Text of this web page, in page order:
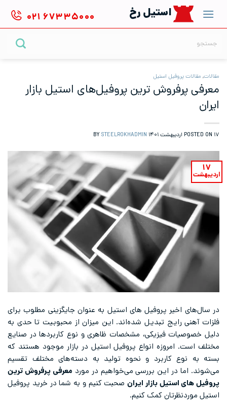
content
استیل رخ ۰۲۱ ۶۷۳۳۵۰۰۰
مقالات, مقالات پروفیل استیل
معرفی پرفروش ترین پروفیل‌های استیل بازار
ایران
POSTED ON ۱۷ اردیبهشت ۱۴۰۱ STEELROKHADMIN
۱۷
اردیبهشت
در سال‌های اخیر پروفیل های استیل به عنوان جایگزینی مطلوب برای
فلزات آهنی رایج تبدیل شده‌اند. این میزان از محبوبیت تا حدی به
دلیل خصوصیات فیزیکی، مشخصات ظاهری و نوع کاربردها در صنایع
مختلف است. امروزه انواع پروفیل استیل در بازار موجود هستند که
بسته به نوع کاربرد و نحوه تولید به دسته‌های مختلف تقسیم
می‌شوند. اما در این بررسی می‌خواهیم در مورد معرفی پرفروش ترین
پروفیل های استیل بازار ایران صحبت کنیم و به شما در خرید پروفیل
استیل موردنظرتان کمک کنیم.